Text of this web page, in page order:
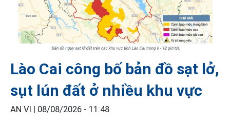
Lào Cai công bố bản đồ sạt lở,
sụt lún đất ở nhiều khu vực
AN VI | 08/08/2026 - 11:48